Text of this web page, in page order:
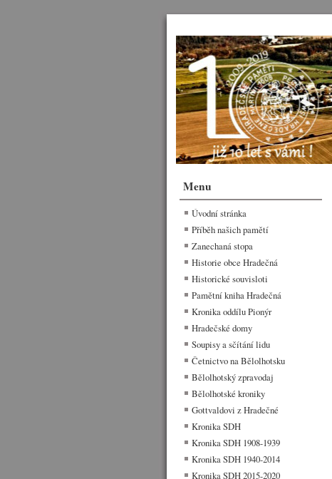
Menu
Úvodní stránka
Příběh našich pamětí
Zanechaná stopa
Historie obce Hradečná
Historické souvisloti
Pamětní kniha Hradečná
Kronika oddílu Pionýr
Hradečské domy
Soupisy a sčítání lidu
Četnictvo na Bělolhotsku
Bělolhotský zpravodaj
Bělolhotské kroniky
Gottvaldovi z Hradečné
Kronika SDH
Kronika SDH 1908-1939
Kronika SDH 1940-2014
Kronika SDH 2015-2020